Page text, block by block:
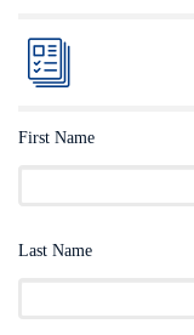
First Name
Last Name